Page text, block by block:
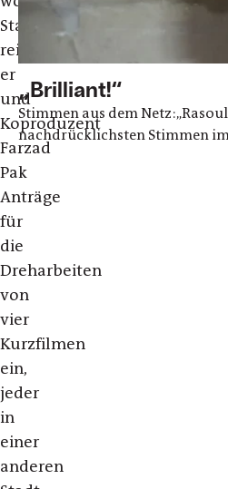
Stattdessen
reichten
er
und
Koproduzent
Farzad
Pak
Anträge
für
die
Dreharbeiten
von
vier
Kurzfilmen
ein,
jeder
in
einer
anderen
„Brilliant!“
Stimmen aus dem
nachdrücklichsten Stimmen